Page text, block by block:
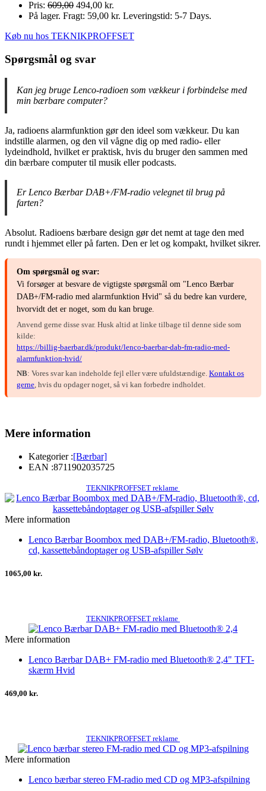
Pris: 609,00 494,00 kr.
På lager. Fragt: 59,00 kr. Leveringstid: 5-7 Days.
Køb nu hos TEKNIKPROFFSET
Spørgsmål og svar
Kan jeg bruge Lenco-radioen som vækkeur i forbindelse med
min bærbare computer?
Ja, radioens alarmfunktion gør den ideel som vækkeur. Du kan
indstille alarmen, og den vil vågne dig op med radio- eller
lydeindhold, hvilket er praktisk, hvis du bruger den sammen med
din bærbare computer til musik eller podcasts.
Er Lenco Bærbar DAB+/FM-radio velegnet til brug på
farten?
Absolut. Radioens bærbare design gør det nemt at tage den med
rundt i hjemmet eller på farten. Den er let og kompakt, hvilket sikrer.
Om spørgsmål og svar:
Vi forsøger at besvare de vigtigste spørgsmål om "Lenco Bærbar
DAB+/FM-radio med alarmfunktion Hvid" så du bedre kan vurdere,
hvorvidt det er noget, som du kan bruge.
Anvend gerne disse svar. Husk altid at linke tilbage til denne side som
kilde:
https://billig-baerbar.dk/produkt/lenco-baerbar-dab-fm-radio-med-
alarmfunktion-hvid/
NB: Vores svar kan indeholde fejl eller være ufuldstændige. Kontakt os
gerne, hvis du opdager noget, så vi kan forbedre indholdet.
Mere information
Kategorier :[Bærbar]
EAN :8711902035725
TEKNIKPROFFSET reklame
Mere information
Lenco Bærbar Boombox med DAB+/FM-radio, Bluetooth®,
cd, kassettebåndoptager og USB-afspiller Sølv
1065,00 kr.
TEKNIKPROFFSET reklame
Mere information
Lenco Bærbar DAB+ FM-radio med Bluetooth® 2,4" TFT-
skærm Hvid
469,00 kr.
TEKNIKPROFFSET reklame
Mere information
Lenco bærbar stereo FM-radio med CD og MP3-afspilning